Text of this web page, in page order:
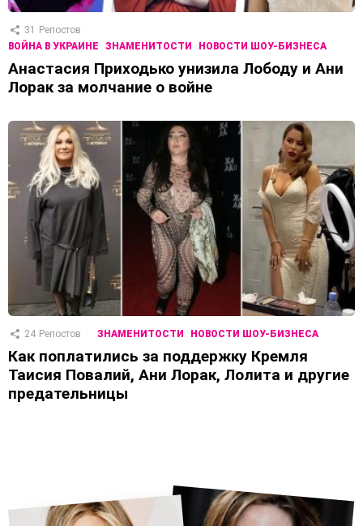
31 Репостов
ВОЙНА В УКРАИНЕ
ЗНАМЕНИТОСТИ НОВОСТИ ШОУ-БИЗНЕСА
Анастасия Приходько унизила Лободу и Ани
Лорак за молчание о войне
24 Репостов ЗНАМЕНИТОСТИ НОВОСТИ ШОУ-БИЗНЕСА
Как поплатились за поддержку Кремля
Таисия Повалий, Ани Лорак, Лолита и другие
предательницы